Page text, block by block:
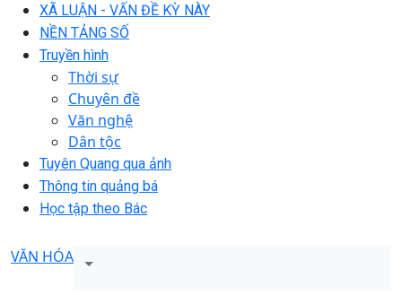
XÃ LUẬN - VẤN ĐỀ KỲ NÀY
NỀN TẢNG SỐ
Truyền hình
Thời sự
Chuyên đề
Văn nghệ
Dân tộc
Tuyên Quang qua ảnh
Thông tin quảng bá
Học tập theo Bác
VĂN HÓA